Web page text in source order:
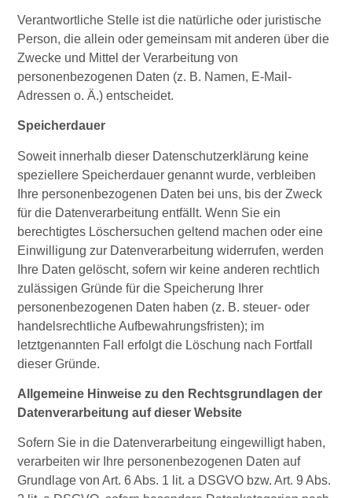
Verantwortliche Stelle ist die natürliche oder juristische
Person, die allein oder gemeinsam mit anderen über die
Zwecke und Mittel der Verarbeitung von
personenbezogenen Daten (z. B. Namen, E-Mail-
Adressen o. Ä.) entscheidet.
Speicherdauer
Soweit innerhalb dieser Datenschutzerklärung keine
speziellere Speicherdauer genannt wurde, verbleiben
Ihre personenbezogenen Daten bei uns, bis der Zweck
für die Datenverarbeitung entfällt. Wenn Sie ein
berechtigtes Löschersuchen geltend machen oder eine
Einwilligung zur Datenverarbeitung widerrufen, werden
Ihre Daten gelöscht, sofern wir keine anderen rechtlich
zulässigen Gründe für die Speicherung Ihrer
personenbezogenen Daten haben (z. B. steuer- oder
handelsrechtliche Aufbewahrungsfristen); im
letztgenannten Fall erfolgt die Löschung nach Fortfall
dieser Gründe.
Allgemeine Hinweise zu den Rechtsgrundlagen der
Datenverarbeitung auf dieser Website
Sofern Sie in die Datenverarbeitung eingewilligt haben,
verarbeiten wir Ihre personenbezogenen Daten auf
Grundlage von Art. 6 Abs. 1 lit. a DSGVO bzw. Art. 9 Abs.